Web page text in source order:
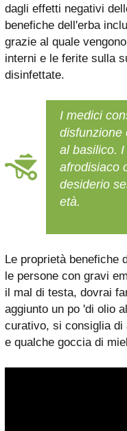
dagli effetti negativi
benefiche dell'erba
grazie al quale
interni e le ferite sulla
disinfettate.
I medici
disfunzione
al basilico.
afrodisiaco
desiderio
età.
Le proprietà benefiche
le persone con gravi
il mal di testa, dovrai
aggiunto un po 'di olio
curativo, si consiglia di
e qualche goccia di